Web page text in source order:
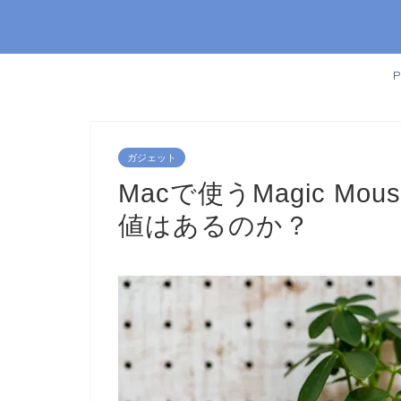
ガジェット
Macで使うMagic
値はあるのか？